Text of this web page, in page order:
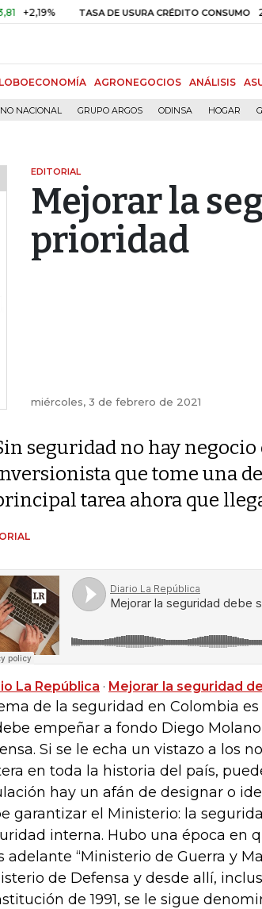
TASA DE USURA CRÉDITO CONSUMO 29,66%
AGRONEGOCIOS ANÁLISIS
NACIONAL GRUPO ARGOS ODINSA HOGAR
EDITORIAL
Mejorar la
prioridad
miércoles, 3 de febrero de 2021
seguridad no hay negocio
que tome una
tarea ahora que
La República · Mejorar la seguridad
de la seguridad en Colombia
empeñar a fondo Diego
Si se le echa un vistazo a los
en toda la historia del país,
hay un afán de designar o
garantizar el Ministerio: la
interna. Hubo una época en
adelante “Ministerio de Guerra y
de Defensa y desde allí,
de 1991, se le sigue